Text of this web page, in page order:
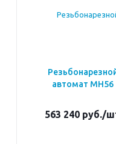
автомат МН56
563 240 руб./